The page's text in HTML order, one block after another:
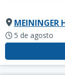
5 de agosto